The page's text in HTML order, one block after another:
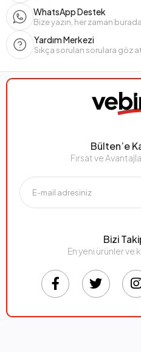
WhatsApp Destek
Bize yazın, her zaman
Yardım Merkezi
Sıkça sorulan sorulara göz
Bülten’e
Fırsat ve
Bizi
En yeni ürünler ve